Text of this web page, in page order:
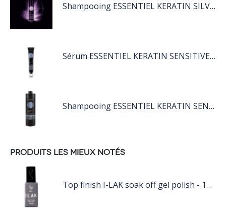
Shampooing ESSENTIEL KERATIN SILVER 250ML
Sérum ESSENTIEL KERATIN SENSITIVE 40 ML
Shampooing ESSENTIEL KERATIN SENSITIVE 1L
PRODUITS LES MIEUX NOTÉS
Top finish I-LAK soak off gel polish - 11ml